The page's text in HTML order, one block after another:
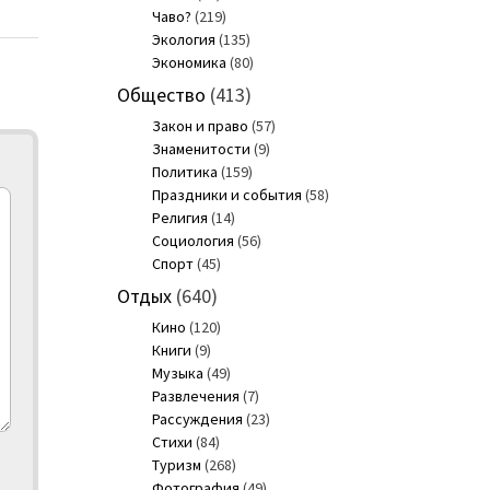
Чаво? (219)
Экология (135)
Экономика (80)
Общество (413)
Закон и право (57)
Знаменитости (9)
Политика (159)
Праздники и события (58)
Религия (14)
Социология (56)
Спорт(45)
Отдых(640)
Кино (120)
Книги (9)
Музыка (49)
Развлечения (7)
Рассуждения (23)
Стихи (84)
Туризм (268)